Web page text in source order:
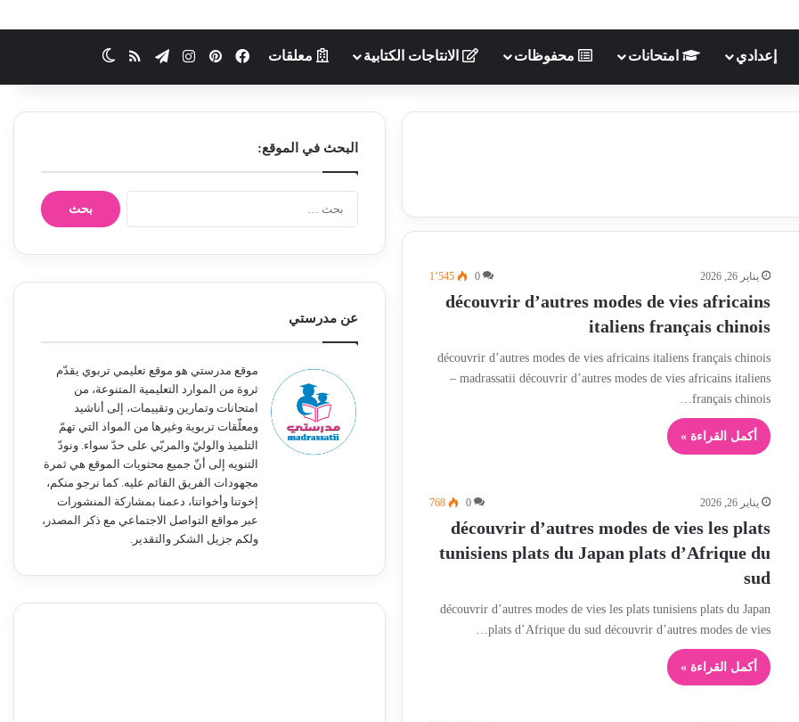
إعدادي امتحانات محفوظات الانتاجات الكتابية معلقات فيسبوكبينتيريستانستقرامتيلقرامملخص الموقع RSS
يناير 26, 2026 0 1٬545
découvrir d’autres modes de vies africains
italiens français chinois
découvrir d’autres modes de vies africains italiens français chinois
– madrassatii découvrir d’autres modes de vies africains italiens
français chinois…
أكمل القراءة »
يناير 26, 2026 0
768
découvrir d’autres modes de vies les plats
tunisiens plats du Japan plats d’Afrique du
sud
découvrir d’autres modes de vies les plats tunisiens plats du Japan
plats d’Afrique du sud découvrir d’autres modes de vies…
أكمل القراءة »
البحث في الموقع:
ح
عن مدرستي
موقع مدرستي هو موقع تعليمي تربوي يقدّم
ثروة من الموارد التعليمية المتنوعة، من
امتحانات وتمارين وتقييمات، إلى أناشيد
ومعلّقات تربوية وغيرها من المواد التي تهمّ
التلميذ والوليّ والمربّي على حدّ سواء. ونودّ
التنويه إلى أنّ جميع محتويات الموقع هي ثمرة
مجهودات الفريق القائم عليه. كما نرجو منكم،
إخوتنا وأخواتنا، دعمنا بمشاركة المنشورات
عبر مواقع التواصل الاجتماعي مع ذكر المصدر،
ولكم جزيل الشكر والتقدير.